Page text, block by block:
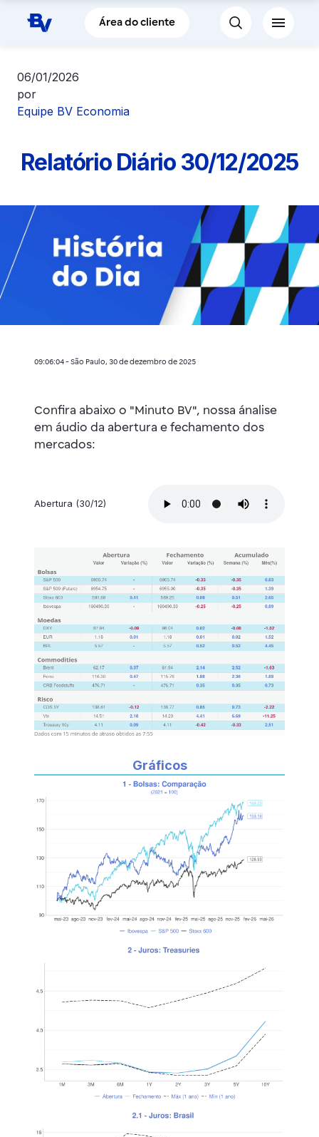
Pular para o Conteúdo principal
Área do cliente
06/01/2026
por
Equipe BV Economia
Relatório Diário 30/12/2025
09:06:04 - São Paulo, 30 de dezembro de 2025
Confira abaixo o "Minuto BV", nossa ánalise
em áudio da abertura e fechamento dos
mercados:
Abertura (30/12)
Gráficos